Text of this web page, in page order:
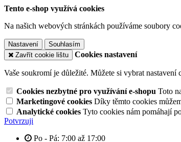
Tento e-shop využívá cookies
Na našich webových stránkách používáme soubory
Nastavení
Souhlasím
Zavřít cookie lištu
Cookies nastavení
Vaše soukromí je důležité. Můžete si vybrat nastavení
Cookies nezbytné pro využívání e-shopu Toto
Marketingové cookies Díky těmto cookies
Analytické cookies Tyto cookies nám pomáhají
Potvrzuji
Po - Pá: 7:00 až 17:00